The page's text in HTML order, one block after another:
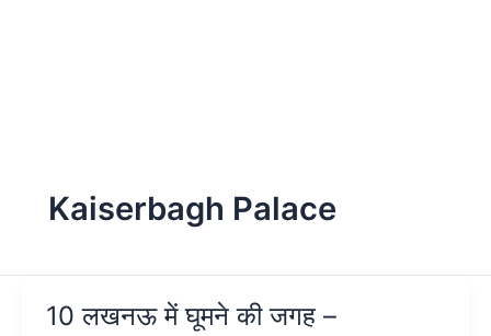
Kaiserbagh Palace
10 लखनऊ में घूमने की जगह –